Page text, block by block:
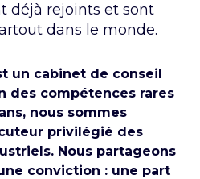
déjà rejoints et sont
dans le monde.
un cabinet de conseil
des compétences rares
nous sommes
privilégié des
Nous partageons
conviction : une part